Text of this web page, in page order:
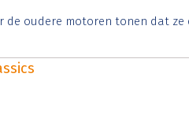
de oudere motoren tonen dat